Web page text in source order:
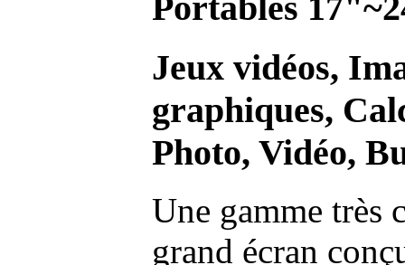
Jeux vidéos,
graphiques,
Photo, Vidéo,
Une gamme très
grand écran